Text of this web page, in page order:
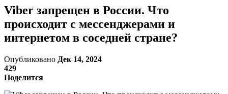
Viber запрещен в России. Что
происходит с мессенджерами и
интернетом в соседней стране?
Опубликовано Дек 14, 2024
429
Поделится